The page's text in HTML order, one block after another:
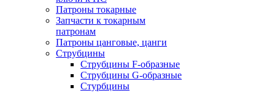
Патроны токарные
Запчасти к токарным
патронам
Патроны цанговые, цанги
Струбцины
Струбцины F-образные
Струбцины G-образные
Стурбцины